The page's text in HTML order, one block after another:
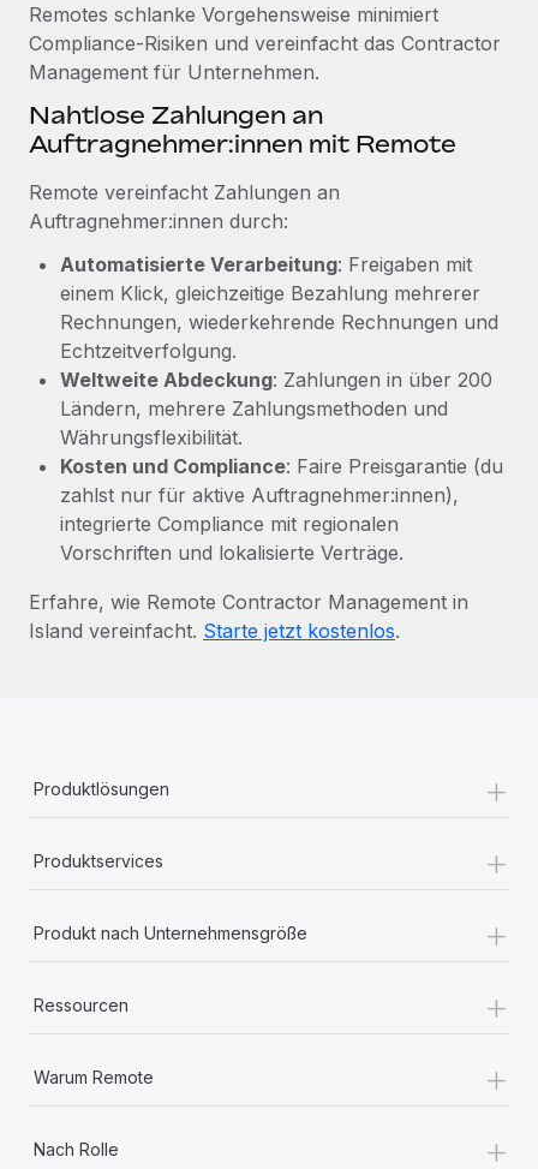
Phiture ist der unumstrittene Marktführer im Bereich der
Wachstumsberatung für mobile Apps. Das...
Mehr erfahren
Remotes schlanke Vorgehensweise minimiert
Compliance-Risiken und vereinfacht das Contractor
Management für Unternehmen.
Nahtlose Zahlungen an
Auftragnehmer:innen mit Remote
Remote vereinfacht Zahlungen an
Auftragnehmer:innen durch:
Automatisierte Verarbeitung: Freigaben mit
einem Klick, gleichzeitige Bezahlung mehrerer
Rechnungen, wiederkehrende Rechnungen und
Echtzeitverfolgung.
Weltweite Abdeckung: Zahlungen in über 200
Ländern, mehrere Zahlungsmethoden und
Währungsflexibilität.
Kosten und Compliance: Faire Preisgarantie (du
zahlst nur für aktive Auftragnehmer:innen),
integrierte Compliance mit regionalen
Vorschriften und lokalisierte Verträge.
Erfahre, wie Remote Contractor Management in
Island vereinfacht. Starte jetzt kostenlos.
Produktlösungen +
Produktservices +
Produkt nach Unternehmensgröße +
Ressourcen +
Warum Remote +
Nach Rolle +